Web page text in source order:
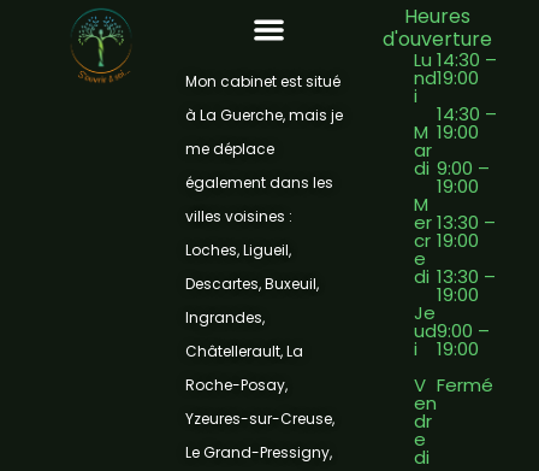
Mon cabinet est situé
à La Guerche, mais je
me déplace
également dans les
villes voisines :
Loches, Ligueil,
Descartes, Buxeuil,
Ingrandes,
Châtellerault, La
Roche-Posay,
Yzeures-sur-Creuse,
Le Grand-Pressigny,
Heures
d'ouverture
Lu
nd
i
M
ar
di
M
er
cr
e
di
Je
ud
i
V
en
dr
e
di
14:30 –
19:00
14:30 –
19:00
9:00 –
19:00
13:30 –
19:00
13:30 –
19:00
9:00 –
19:00
Fermé